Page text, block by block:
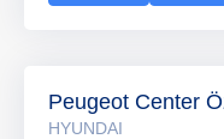
Peugeot Center
HYUNDAI